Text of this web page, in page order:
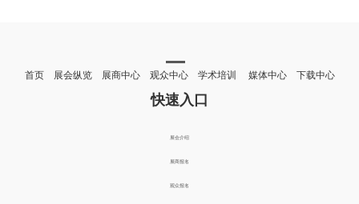
首页 展会纵览 展商中心 观众中心 学术培训 媒体中心 下载中心
快速入口
展会介绍
展商报名
观众报名